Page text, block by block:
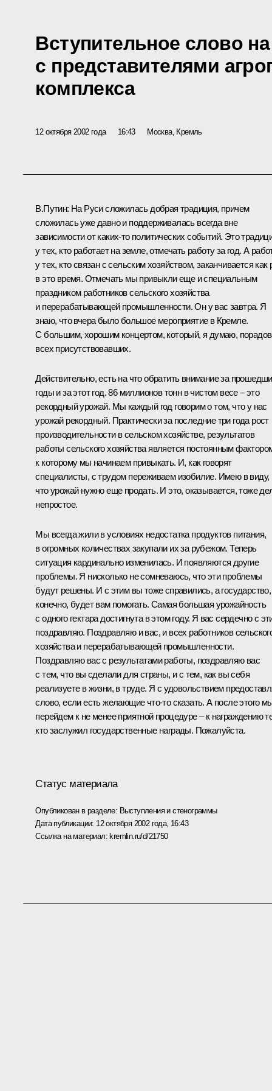
Вступительное слово
с представителями
комплекса
12 октября 2002 года 16:43 Москва, Кремль
В.Путин: На Руси сложилась добрая традиция, причем
сложилась уже давно и поддерживалась всегда вне
зависимости от каких‑то политических событий. Это
у тех, кто работает на земле, отмечать работу за год. А
у тех, кто связан с сельским хозяйством, заканчивается как
в это время. Отмечать мы привыкли еще и специальным
праздником работников сельского хозяйства
и перерабатывающей промышленности. Он у вас завтра. Я
знаю, что вчера было большое мероприятие в Кремле.
С большим, хорошим концертом, который, я думаю,
всех присутствовавших.
Действительно, есть на что обратить внимание за
годы и за этот год. 86 миллионов тонн в чистом весе – это
рекордный урожай. Мы каждый год говорим о том, что у нас
урожай рекордный. Практически за последние три года рост
производительности в сельском хозяйстве, результатов
работы сельского хозяйства является постоянным
к которому мы начинаем привыкать. И, как говорят
специалисты, с трудом переживаем изобилие. Имею в виду,
что урожай нужно еще продать. И это, оказывается, тоже
непростое.
Мы всегда жили в условиях недостатка продуктов питания,
в огромных количествах закупали их за рубежом. Теперь
ситуация кардинально изменилась. И появляются другие
проблемы. Я нисколько не сомневаюсь, что эти проблемы
будут решены. И с этим вы тоже справились, а государство,
конечно, будет вам помогать. Самая большая урожайность
с одного гектара достигнута в этом году. Я вас сердечно с
поздравляю. Поздравляю и вас, и всех работников
хозяйства и перерабатывающей промышленности.
Поздравляю вас с результатами работы, поздравляю вас
с тем, что вы сделали для страны, и с тем, как вы себя
реализуете в жизни, в труде. Я с удовольствием
слово, если есть желающие что‑то сказать. А после этого
перейдем к не менее приятной процедуре – к награждению
кто заслужил государственные награды. Пожалуйста.
Статус материала
Опубликован в разделе: Выступления и стенограммы
Дата публикации: 12 октября 2002 года, 16:43
Ссылка на материал:kremlin.ru/d/21750